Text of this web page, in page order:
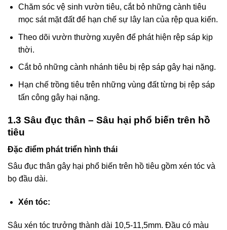
Chăm sóc vệ sinh vườn tiêu, cắt bỏ những cành tiêu
mọc sát mặt đất để hạn chế sự lây lan của rệp qua kiến.
Theo dõi vườn thường xuyên để phát hiện rệp sáp kịp
thời.
Cắt bỏ những cành nhánh tiêu bị rệp sáp gây hại nặng.
Hạn chế trồng tiêu trên những vùng đất từng bị rệp sáp
tấn công gây hại nặng.
1.3 Sâu đục thân – Sâu hại phổ biến trên hồ
tiêu
Đặc điểm phát triển hình thái
Sâu đục thân gây hại phổ biến trên hồ tiêu gồm xén tóc và
bọ đầu dài.
Xén tóc:
Sâu xén tóc trưởng thành dài 10,5-11,5mm. Đầu có màu